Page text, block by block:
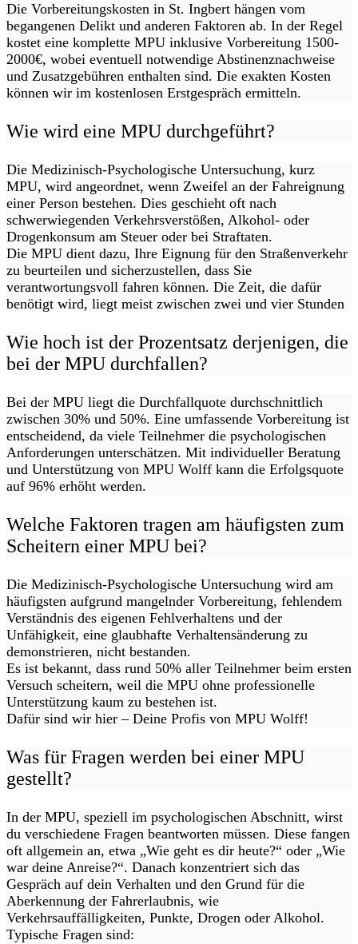
Die Vorbereitungskosten in St. Ingbert hängen vom
begangenen Delikt und anderen Faktoren ab. In der Regel
kostet eine komplette MPU inklusive Vorbereitung 1500-
2000€, wobei eventuell notwendige Abstinenznachweise
und Zusatzgebühren enthalten sind. Die exakten Kosten
können wir im kostenlosen Erstgespräch ermitteln.
Wie wird eine MPU durchgeführt?
Die Medizinisch-Psychologische Untersuchung, kurz
MPU, wird angeordnet, wenn Zweifel an der Fahreignung
einer Person bestehen. Dies geschieht oft nach
schwerwiegenden Verkehrsverstößen, Alkohol- oder
Drogenkonsum am Steuer oder bei Straftaten.
Die MPU dient dazu, Ihre Eignung für den Straßenverkehr
zu beurteilen und sicherzustellen, dass Sie
verantwortungsvoll fahren können. Die Zeit, die dafür
benötigt wird, liegt meist zwischen zwei und vier Stunden
Wie hoch ist der Prozentsatz derjenigen, die
bei der MPU durchfallen?
Bei der MPU liegt die Durchfallquote durchschnittlich
zwischen 30% und 50%. Eine umfassende Vorbereitung ist
entscheidend, da viele Teilnehmer die psychologischen
Anforderungen unterschätzen. Mit individueller Beratung
und Unterstützung von MPU Wolff kann die Erfolgsquote
auf 96% erhöht werden.
Welche Faktoren tragen am häufigsten zum
Scheitern einer MPU bei?
Die Medizinisch-Psychologische Untersuchung wird am
häufigsten aufgrund mangelnder Vorbereitung, fehlendem
Verständnis des eigenen Fehlverhaltens und der
Unfähigkeit, eine glaubhafte Verhaltensänderung zu
demonstrieren, nicht bestanden.
Es ist bekannt, dass rund 50% aller Teilnehmer beim ersten
Versuch scheitern, weil die MPU ohne professionelle
Unterstützung kaum zu bestehen ist.
Dafür sind wir hier – Deine Profis von MPU Wolff!
Was für Fragen werden bei einer MPU
gestellt?
In der MPU, speziell im psychologischen Abschnitt, wirst
du verschiedene Fragen beantworten müssen. Diese fangen
oft allgemein an, etwa „Wie geht es dir heute?“ oder „Wie
war deine Anreise?“. Danach konzentriert sich das
Gespräch auf dein Verhalten und den Grund für die
Aberkennung der Fahrerlaubnis, wie
Verkehrsauffälligkeiten, Punkte, Drogen oder Alkohol.
Typische Fragen sind: